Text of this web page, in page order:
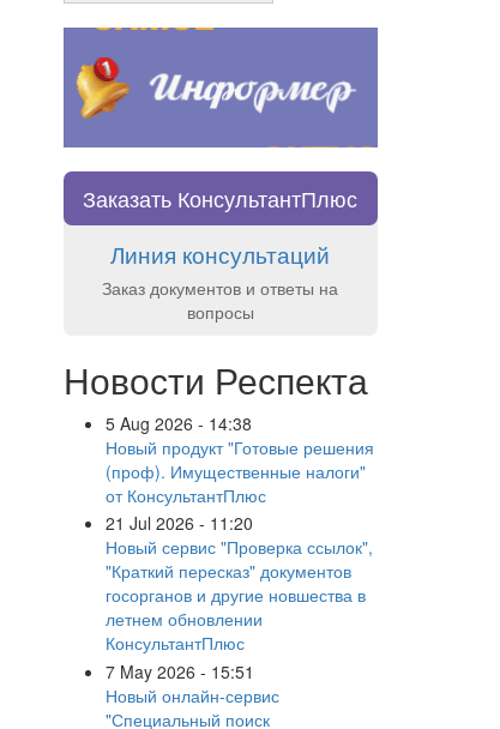
Заказать КонсультантПлюс
Линия консультаций
Заказ документов и ответы на
вопросы
Новости Респекта
5 Aug 2026 - 14:38
Новый продукт "Готовые решения
(проф). Имущественные налоги"
от КонсультантПлюс
21 Jul 2026 - 11:20
Новый сервис "Проверка ссылок",
"Краткий пересказ" документов
госорганов и другие новшества в
летнем обновлении
КонсультантПлюс
7 May 2026 - 15:51
Новый онлайн-сервис
"Специальный поиск